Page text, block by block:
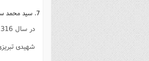
7. سید محمد سعید فضل الله (عموی سید محمد حسین)
شهیدی